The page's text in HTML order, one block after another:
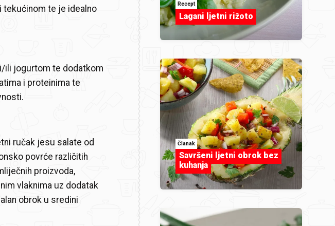
tekućinom te je idealno
ili jogurtom te dodatkom
i proteinima te
ručak jesu salate od
povrće različitih
proizvoda,
vlaknima uz dodatak
obrok u sredini
Recept
Lagani ljetni rižoto
Članak
Savršeni ljetni obrok bez
kuhanja